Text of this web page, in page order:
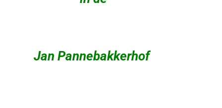
Jan Pannebakkerhof